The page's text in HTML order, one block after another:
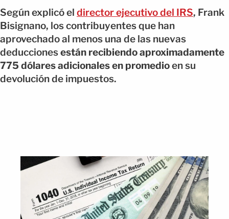
Según explicó el director ejecutivo del IRS, Frank
Bisignano, los contribuyentes que han
aprovechado al menos una de las nuevas
deduccionesestán recibiendo aproximadamente
775 dólares adicionales en promedioen su
devolución de impuestos.